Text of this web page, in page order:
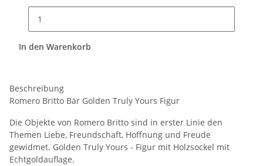
In den Warenkorb
Beschreibung
Romero Britto Bär Golden Truly Yours Figur
Die Objekte von Romero Britto sind in erster Linie den
Themen Liebe, Freundschaft, Hoffnung und Freude
gewidmet. Golden Truly Yours - Figur mit Holzsockel mit
Echtgoldauflage.